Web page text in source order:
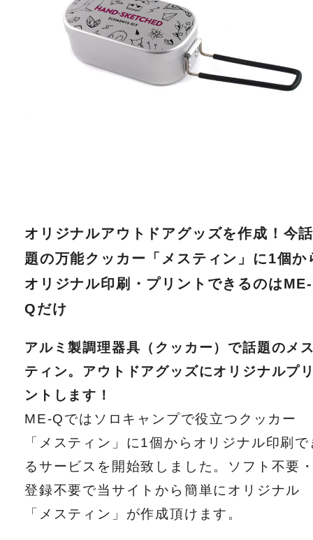
オリジナルアウトドアグッズを作成！今
題の万能クッカー「メスティン」に1個か
オリジナル印刷・プリントできるのはME-
Qだけ
アルミ製調理器具（クッカー）で話題のメ
ティン。アウトドアグッズにオリジナルプ
ントします！
ME-Qではソロキャンプで役立つクッカー
「メスティン」に1個からオリジナル印刷で
るサービスを開始致しました。ソフト不要
登録不要で当サイトから簡単にオリジナル
「メスティン」が作成頂けます。